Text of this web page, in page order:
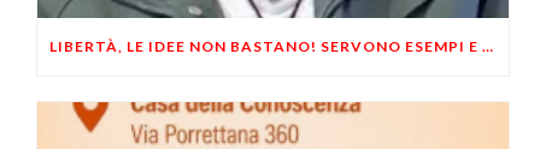
LIBERTÀ, LE IDEE NON BASTANO! SERVONO ESEMPI E UN PO’ DI COERENZA